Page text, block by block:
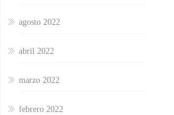
agosto 2022
abril 2022
marzo 2022
febrero 2022